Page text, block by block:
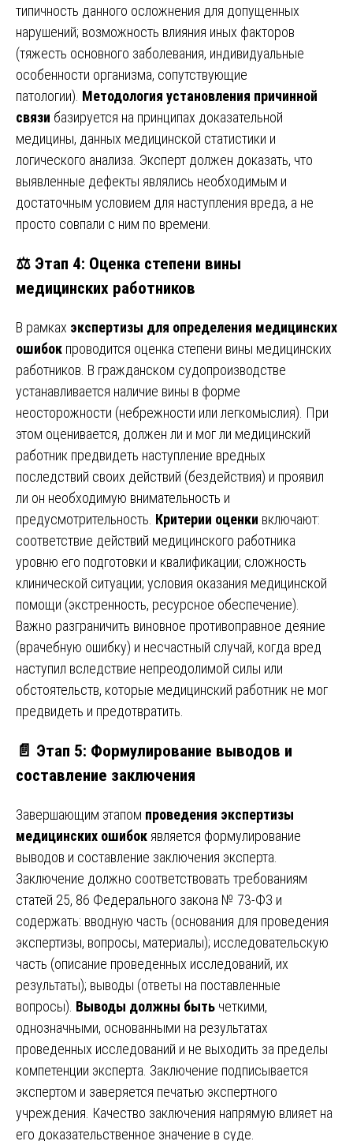
типичность данного осложнения для допущенных
нарушений; возможность влияния иных факторов
(тяжесть основного заболевания, индивидуальные
особенности организма, сопутствующие
патологии). Методология установления причинной
связи базируется на принципах доказательной
медицины, данных медицинской статистики и
логического анализа. Эксперт должен доказать, что
выявленные дефекты являлись необходимым и
достаточным условием для наступления вреда, а не
просто совпали с ним по времени.
⚖️ Этап 4: Оценка степени вины
медицинских работников
В рамках экспертизы для определения медицинских
ошибок проводится оценка степени вины медицинских
работников. В гражданском судопроизводстве
устанавливается наличие вины в форме
неосторожности (небрежности или легкомыслия). При
этом оценивается, должен ли и мог ли медицинский
работник предвидеть наступление вредных
последствий своих действий (бездействия) и проявил
ли он необходимую внимательность и
предусмотрительность. Критерии оценки включают:
соответствие действий медицинского работника
уровню его подготовки и квалификации; сложность
клинической ситуации; условия оказания медицинской
помощи (экстренность, ресурсное обеспечение).
Важно разграничить виновное противоправное деяние
(врачебную ошибку) и несчастный случай, когда вред
наступил вследствие непреодолимой силы или
обстоятельств, которые медицинский работник не мог
предвидеть и предотвратить.
📄 Этап 5: Формулирование выводов и
составление заключения
Завершающим этапом проведения экспертизы
медицинских ошибок является формулирование
выводов и составление заключения эксперта.
Заключение должно соответствовать требованиям
статей 25, 86 Федерального закона № 73-ФЗ и
содержать: вводную часть (основания для проведения
экспертизы, вопросы, материалы); исследовательскую
часть (описание проведенных исследований, их
результаты); выводы (ответы на поставленные
вопросы). Выводы должны быть четкими,
однозначными, основанными на результатах
проведенных исследований и не выходить за пределы
компетенции эксперта. Заключение подписывается
экспертом и заверяется печатью экспертного
учреждения. Качество заключения напрямую влияет на
его доказательственное значение в суде.